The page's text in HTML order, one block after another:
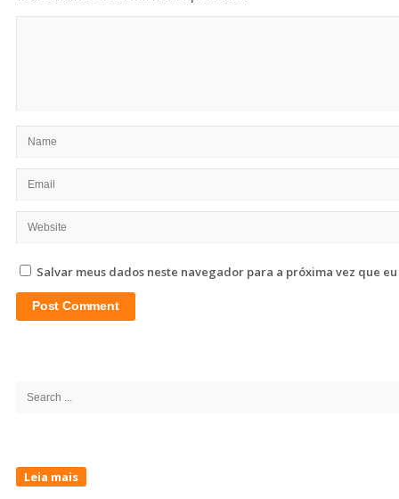
Salvar meus dados neste navegador para a próxima vez que
Search
Leia mais